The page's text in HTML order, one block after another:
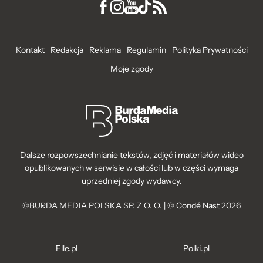
Kontakt Redakcja Reklama Regulamin
Polityka Prywatności
Moje zgody
Dalsze rozpowszechnianie tekstów, zdjęć i materiałów wideo
opublikowanych w serwisie w całości lub w części wymaga
uprzedniej zgody wydawcy.
©BURDA MEDIA POLSKA SP. Z O. O. | © Condé Nast 2026
Elle.pl Polki.pl